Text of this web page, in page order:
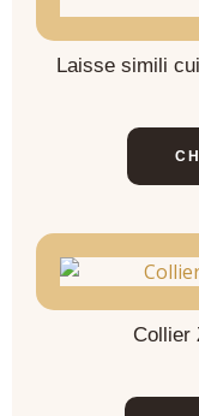
Laisse simili
Collier